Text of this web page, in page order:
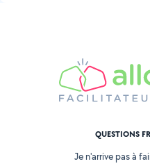
QUESTIONS
Je n'arrive pas à